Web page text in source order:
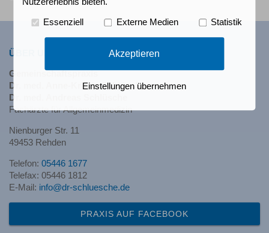
ÜBER UNS
Gemeinschaftspraxis
Dr. med. Anne-Kristin Schlüsche
Dr. med. Andreas Schlüsche
Fachärzte für Allgemeinmedizin
Nienburger Str. 11
49453 Rehden
Telefon: 05446 1677
Telefax: 05446 1812
E-Mail: info@dr-schluesche.de
PRAXIS AUF FACEBOOK
Essenziell Externe Medien Statistik
Akzeptieren
Einstellungen übernehmen